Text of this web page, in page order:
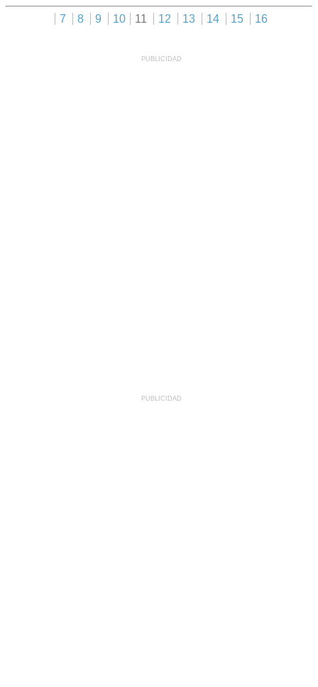
7 8 9 10 11 12 13 14 15 16
PUBLICIDAD
PUBLICIDAD